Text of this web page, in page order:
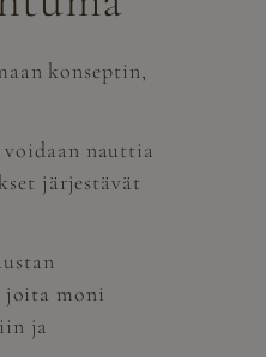
konseptin,
nauttia
järjestävät
joita moni
ja